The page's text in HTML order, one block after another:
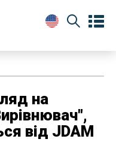
на
від JDAM